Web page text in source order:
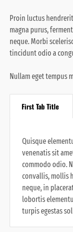
Proin luctus
magna purus,
neque. Morbi
tincidunt odio a
Nullam eget tempus
First Tab Title
Quisque
venenatis sit
commodo odio.
convallis, mollis
neque, in
lobortis
turpis egestas